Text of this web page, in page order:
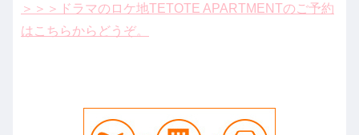
＞＞＞ドラマのロケ地TETOTE APARTMENTのご予約
はこちらからどうぞ。